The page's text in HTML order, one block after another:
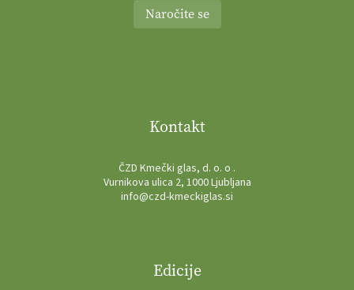
Naročite se
Kontakt
ČZD Kmečki glas, d. o. o .
Vurnikova ulica 2, 1000 Ljubljana
info@czd-kmeckiglas.si
Edicije